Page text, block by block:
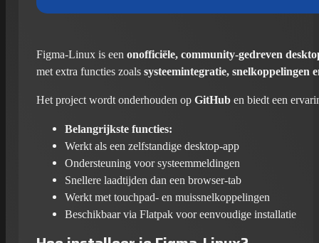
Figma-Linux is een onofficiële, community-gedreven
met extra functies zoals systeemintegratie, snelkoppelingen
Het project wordt onderhouden op GitHuben biedt een
Belangrijkste functies:
Werkt als een zelfstandige desktop-app
Ondersteuning voor systeemmeldingen
Snellere laadtijden dan een browser-tab
Werkt met touchpad- en muissnelkoppelingen
Beschikbaar via Flatpak voor eenvoudige installatie